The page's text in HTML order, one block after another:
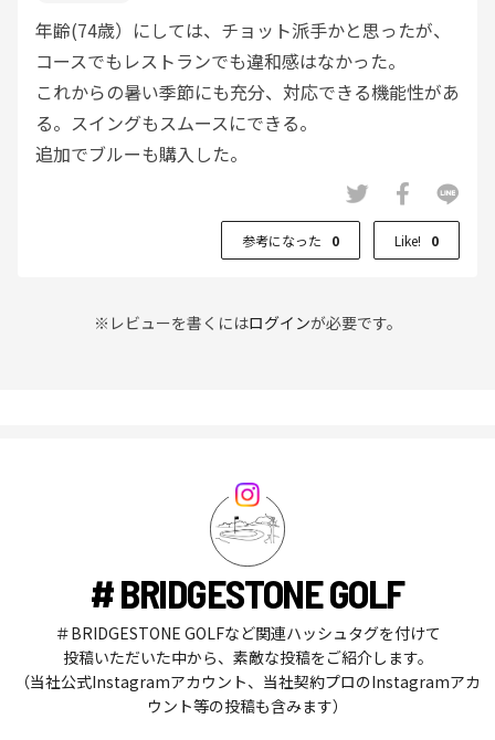
年齢(74歳）にしては、チョット派手かと思ったが、
コースでもレストランでも違和感はなかった。
これからの暑い季節にも充分、対応できる機能性があ
る。スイングもスムースにできる。
追加でブルーも購入した。
参考になった 0 Like! 0
※レビューを書くにはログインが必要です。
# BRIDGESTONE GOLF
＃BRIDGESTONE GOLFなど関連ハッシュタグを付けて
投稿いただいた中から、素敵な投稿をご紹介します。
（当社公式Instagramアカウント、当社契約プロのInstagramアカ
ウント等の投稿も含みます）